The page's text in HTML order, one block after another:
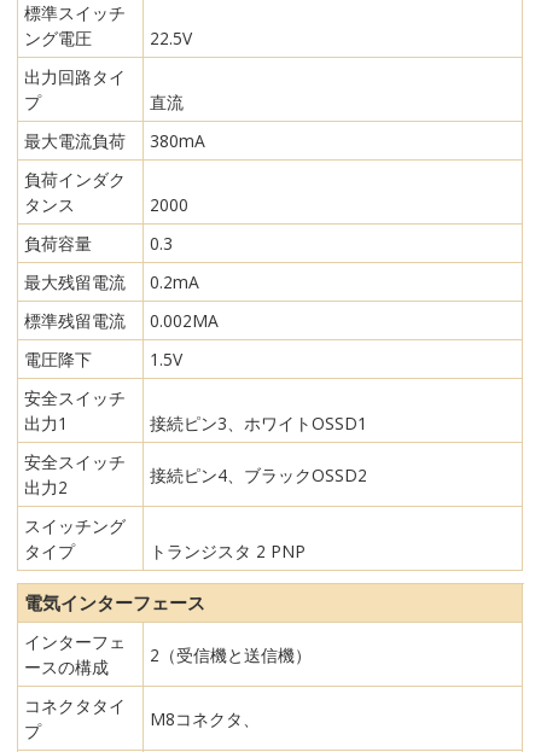
標準スイッチ
ング電圧
22.5V
出力回路タイ
プ
直流
最大電流負荷
380mA
負荷インダク
タンス
2000
負荷容量
0.3
最大残留電流
0.2mA
標準残留電流
0.002MA
電圧降下
1.5V
安全スイッチ
出力1
接続ピン3、ホワイトOSSD1
安全スイッチ
出力2
接続ピン4、ブラックOSSD2
スイッチング
タイプ
トランジスタ 2 PNP
電気インターフェース
インターフェ
ースの構成
2（受信機と送信機）
コネクタタイ
プ
M8コネクタ、